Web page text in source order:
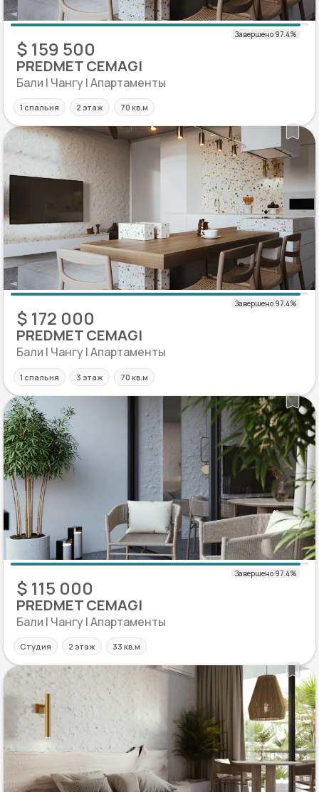
$ 159 500
PREDMET CEMAGI
Бали | Чангу | Апартаменты
1 спальня 2 этаж 70 кв.м
$ 172 000
PREDMET CEMAGI
Бали | Чангу | Апартаменты
1 спальня 3 этаж 70 кв.м
$ 115 000
PREDMET CEMAGI
Бали | Чангу | Апартаменты
Студия 2 этаж 33 кв.м